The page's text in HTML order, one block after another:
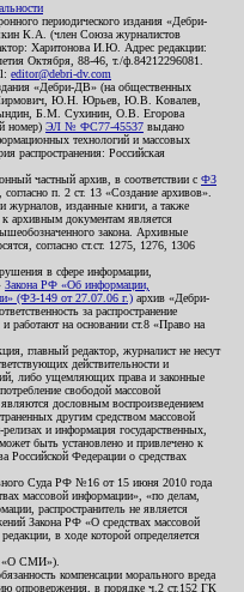
периодического издания «Дебри-
К.А. (член Союза журналистов
Харитонова И.Ю. Адрес редакции:
Октября, 88-46, т./ф.84212296081.
editor@debri-dv.com
«Дебри-ДВ» (на общественных
Ю.Н. Юрьев, Ю.В. Ковалев,
Б.М. Сухинин, О.В. Егорова
номер) ЭЛ № ФС77-45537 выдано
технологий и массовых
распространения: Российская
частный архив, в соответствии с ФЗ
, согласно п. 2 ст. 13 «Создание архивов».
журналов, изданные книги, а также
архивным документам является
закона. Архивные
согласно ст.ст. 1275, 1276, 1306
в сфере информации,
Закона РФ «Об информации,
(ФЗ-149 от 27.07.06 г.) архив «Дебри-
за распространение
работают на основании ст.8 «Право на
главный редактор, журналист не несут
действительности и
либо ущемляющих права и законные
свободой массовой
дословным воспроизведением
другим средством массовой
и информация государственных,
быть установлено и привлечено к
Российской Федерации о средствах
Суда РФ №16 от 15 июня 2010 года
массовой информации», «по делам,
распространитель не является
Закона РФ «О средствах массовой
в ходе которой определяется
«О СМИ»).
компенсации морального вреда
опровержения, в порядке ч.2 ст.152 ГК